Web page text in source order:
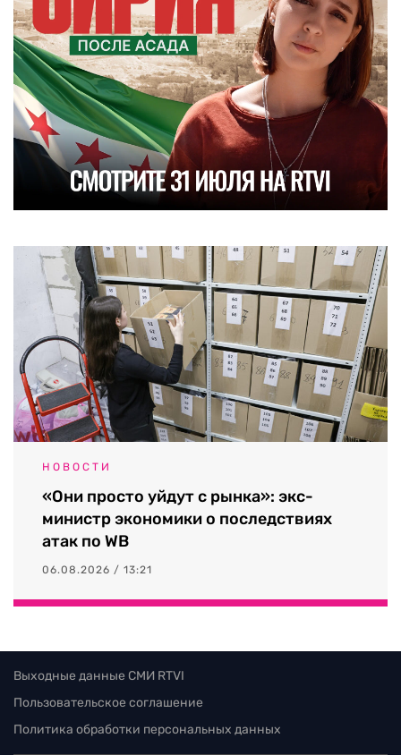
НОВОСТИ
«Они просто уйдут с рынка»: экс-
министр экономики о последствиях
атак по WB
06.08.2026 / 13:21
Выходные данные СМИ RTVI
Пользовательское соглашение
Политика обработки персональных данных